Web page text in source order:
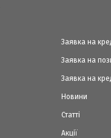
Заявка на
Заявка на
Заявка на
Новини
Статті
Акції